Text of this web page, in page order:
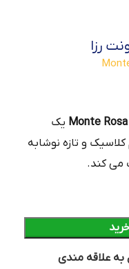
رزا
Monte یک
و تازه نوشابه
می‌ کند.
به علاقه مندی